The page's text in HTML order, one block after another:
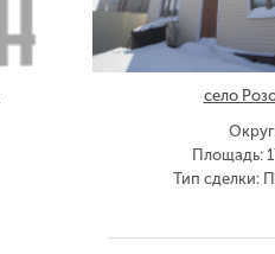
село
Площадь:
Тип сделки: